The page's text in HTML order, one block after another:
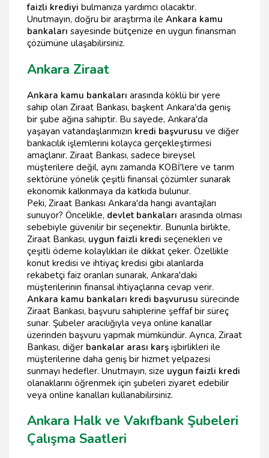
faizli krediyi bulmanıza yardımcı olacaktır.
Unutmayın, doğru bir araştırma ile Ankara kamu
bankaları sayesinde bütçenize en uygun finansman
çözümüne ulaşabilirsiniz.
Ankara Ziraat
Ankara kamu bankaları arasında köklü bir yere
sahip olan Ziraat Bankası, başkent Ankara'da geniş
bir şube ağına sahiptir. Bu sayede, Ankara'da
yaşayan vatandaşlarımızın kredi başvurusu ve diğer
bankacılık işlemlerini kolayca gerçekleştirmesi
amaçlanır. Ziraat Bankası, sadece bireysel
müşterilere değil, aynı zamanda KOBİ'lere ve tarım
sektörüne yönelik çeşitli finansal çözümler sunarak
ekonomik kalkınmaya da katkıda bulunur.
Peki, Ziraat Bankası Ankara'da hangi avantajları
sunuyor? Öncelikle, devlet bankaları arasında olması
sebebiyle güvenilir bir seçenektir. Bununla birlikte,
Ziraat Bankası, uygun faizli kredi seçenekleri ve
çeşitli ödeme kolaylıkları ile dikkat çeker. Özellikle
konut kredisi ve ihtiyaç kredisi gibi alanlarda
rekabetçi faiz oranları sunarak, Ankara'daki
müşterilerinin finansal ihtiyaçlarına cevap verir.
Ankara kamu bankaları kredi başvurusu sürecinde
Ziraat Bankası, başvuru sahiplerine şeffaf bir süreç
sunar. Şubeler aracılığıyla veya online kanallar
üzerinden başvuru yapmak mümkündür. Ayrıca, Ziraat
Bankası, diğer bankalar arası karş işbirlikleri ile
müşterilerine daha geniş bir hizmet yelpazesi
sunmayı hedefler. Unutmayın, size uygun faizli kredi
olanaklarını öğrenmek için şubeleri ziyaret edebilir
veya online kanalları kullanabilirsiniz.
Ankara Halk ve Vakıfbank Şubeleri
Çalışma Saatleri